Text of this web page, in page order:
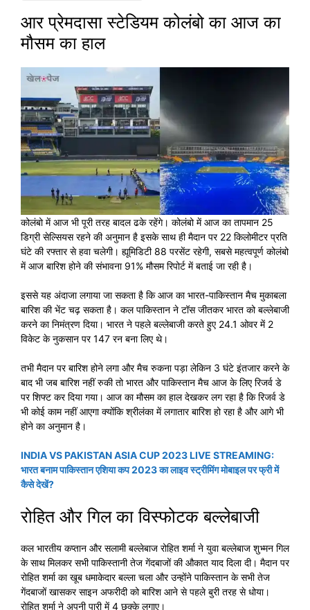
आर प्रेमदासा स्टेडियम कोलंबो का आज का
मौसम का हाल
कोलंबो में आज भी पूरी तरह बादल ढके रहेंगे। कोलंबो में आज का तापमान 25
डिग्री सेल्सियस रहने की अनुमान है इसके साथ ही मैदान पर 22 किलोमीटर प्रति
घंटे की रफ्तार से हवा चलेगी। ह्यूमिडिटी 88 परसेंट रहेगी, सबसे महत्वपूर्ण कोलंबो
में आज बारिश होने की संभावना 91% मौसम रिपोर्ट में बताई जा रही है।
इससे यह अंदाजा लगाया जा सकता है कि आज का भारत-पाकिस्तान मैच मुकाबला
बारिश की भेंट चढ़ सकता है। कल पाकिस्तान ने टॉस जीतकर भारत को बल्लेबाजी
करने का निमंत्रण दिया। भारत ने पहले बल्लेबाजी करते हुए 24.1 ओवर में 2
विकेट के नुकसान पर 147 रन बना लिए थे।
तभी मैदान पर बारिश होने लगा और मैच रुकना पड़ा लेकिन 3 घंटे इंतजार करने के
बाद भी जब बारिश नहीं रुकी तो भारत और पाकिस्तान मैच आज के लिए रिजर्व डे
पर शिफ्ट कर दिया गया। आज का मौसम का हाल देखकर लग रहा है कि रिजर्व डे
भी कोई काम नहीं आएगा क्योंकि श्रीलंका में लगातार बारिश हो रहा है और आगे भी
होने का अनुमान है।
INDIA VS PAKISTAN ASIA CUP 2023 LIVE STREAMING:
भारत बनाम पाकिस्तान एशिया कप 2023 का लाइव स्ट्रीमिंग मोबाइल पर फ्री में
कैसे देखें?
रोहित और गिल का विस्फोटक बल्लेबाजी
कल भारतीय कप्तान और सलामी बल्लेबाज रोहित शर्मा ने युवा बल्लेबाज शुभ्मन गिल
के साथ मिलकर सभी पाकिस्तानी तेज गेंदबाजों की औकात याद दिला दी। मैदान पर
रोहित शर्मा का खूब धमाकेदार बल्ला चला और उन्होंने पाकिस्तान के सभी तेज
गेंदबाजों खासकर साइन अफरीदी को बारिश आने से पहले बुरी तरह से धोया।
रोहित शर्मा ने अपनी पारी में 4 छक्के लगाए।